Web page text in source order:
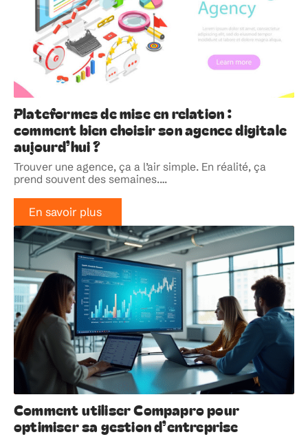
Plateformes de mise en relation :
comment bien choisir son agence digitale
aujourd’hui ?
Trouver une agence, ça a l’air simple. En réalité, ça
prend souvent des semaines.…
En savoir plus
Comment utiliser Compapro pour
optimiser sa gestion d’entreprise